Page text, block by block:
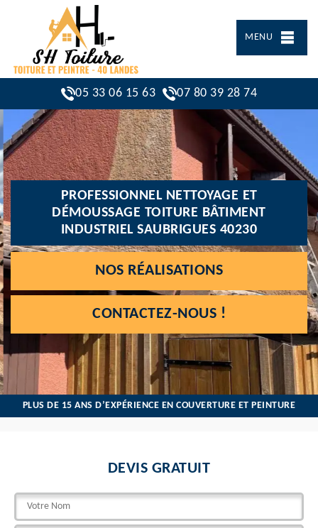
MENU
05 33 06 15 63 07 80 39 28 74
PROFESSIONNEL NETTOYAGE ET
DÉMOUSSAGE TOITURE BÂTIMENT
INDUSTRIEL SAUBRIGUES 40230
NOS RÉALISATIONS
CONTACTEZ-NOUS !
PLUS DE 15 ANS D’EXPÉRIENCE EN COUVERTURE ET PEINTURE
DEVIS GRATUIT